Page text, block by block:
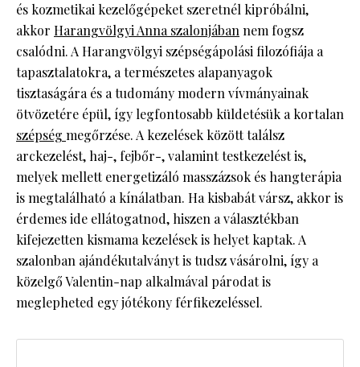
és kozmetikai kezelőgépeket szeretnél kipróbálni,
akkor Harangvölgyi Anna szalonjában nem fogsz
csalódni. A Harangvölgyi szépségápolási filozófiája a
tapasztalatokra, a természetes alapanyagok
tisztaságára és a tudomány modern vívmányainak
ötvözetére épül, így legfontosabb küldetésük a kortalan
szépség megőrzése. A kezelések között találsz
arckezelést, haj-, fejbőr-, valamint testkezelést is,
melyek mellett energetizáló masszázsok és hangterápia
is megtalálható a kínálatban. Ha kisbabát vársz, akkor is
érdemes ide ellátogatnod, hiszen a választékban
kifejezetten kismama kezelések is helyet kaptak. A
szalonban ajándékutalványt is tudsz vásárolni, így a
közelgő Valentin-nap alkalmával párodat is
meglepheted egy jótékony férfikezeléssel.